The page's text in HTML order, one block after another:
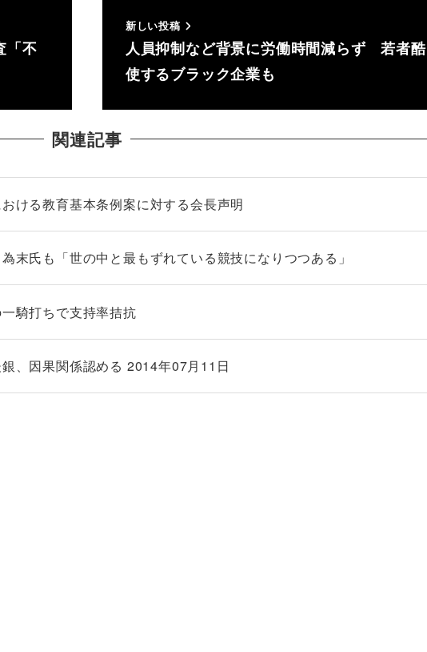
「不
新しい投稿
人員抑制など背景に労働時間減らず 若者酷
使するブラック企業も
関連記事
ける教育基本条例案に対する会長声明
氏も「世の中と最もずれている競技になりつつある」
騎打ちで支持率拮抗
、因果関係認める 2014年07月11日